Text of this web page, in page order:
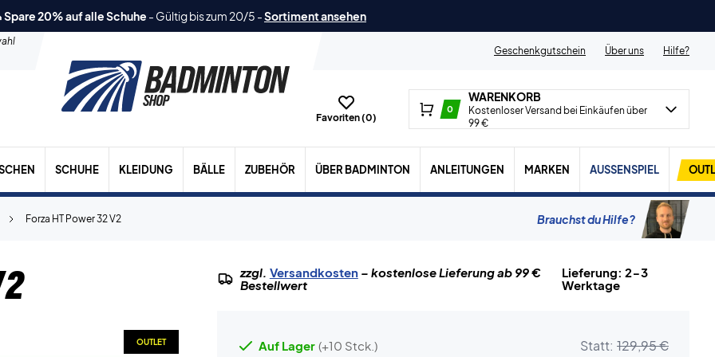
Spare 20% auf alle Schuhe - Gültig bis zum 20/5 -Sortiment ansehen
Geschenkgutschein
Über uns Hilfe?
Favoriten (0)
0
WARENKORB
Kostenloser Versand bei Einkäufen über
99 €
SCHUHE KLEIDUNG BÄLLE ZUBEHÖR ÜBER BADMINTON ANLEITUNGEN MARKEN AUSSENSPIEL
Forza HT Power 32 V2 Brauchst du Hilfe?
OUTLET
zzgl. Versandkosten– kostenlose Lieferung ab 99 €
Bestellwert
Lieferung: 2-3
Werktage
Auf Lager (+10 Stck.) Statt: 129,95 €